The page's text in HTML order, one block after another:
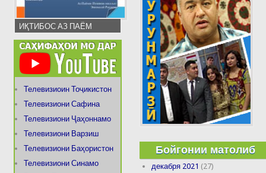
ИҚТИБОС АЗ ПАЁМ
Телевизиоин Тоҷикистон
Телевизиони Сафина
Телевизиони Ҷаҳоннамо
Телевизиони Варзиш
Телевизиони Баҳористон
Телевизиони Синамо
Бойгонии матолиб
декабря 2021 (27)